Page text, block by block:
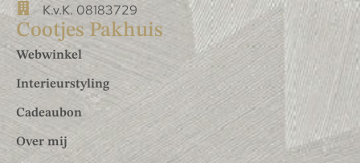
K.v.K. 08183729
Cootjes Pakhuis
Webwinkel
Interieurstyling
Cadeaubon
Over mij